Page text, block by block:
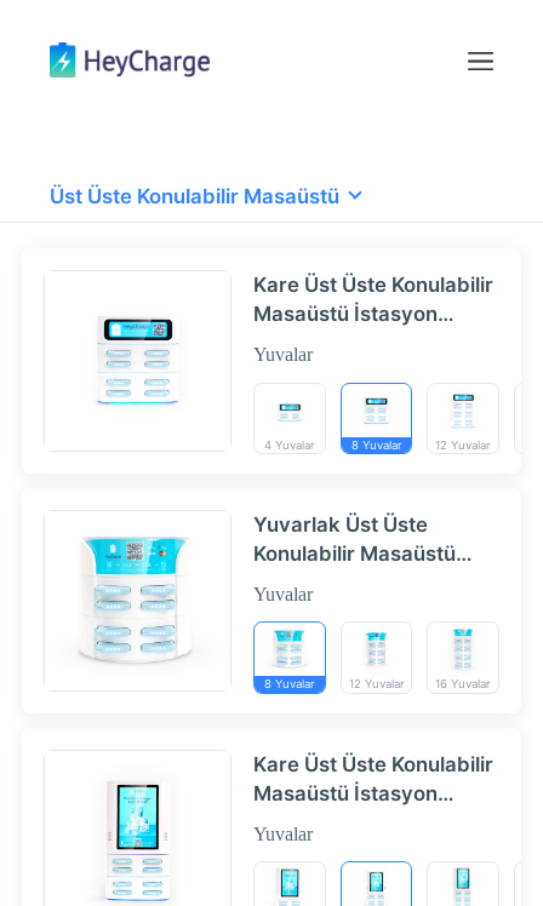
Üst Üste Konulabilir Masaüstü
Kare Üst Üste Konulabilir
Masaüstü İstasyon
4|8|12|16 Yuvalar -
Yuvalar
4 Yuvalar 8 Yuvalar 12 Yuvalar
Yuvarlak Üst Üste
Konulabilir Masaüstü
İstasyon 8|12|16 Yuvalar
Yuvalar
8 Yuvalar 12 Yuvalar 16 Yuvalar
Kare Üst Üste Konulabilir
Masaüstü İstasyon
Ekranlı 4|8|12|16 Yuvalar
Yuvalar